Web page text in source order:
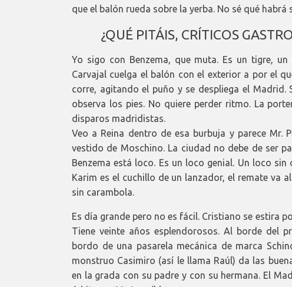
que el balón rueda sobre la yerba. No sé qué
¿QUÉ PITÁIS, CRÍTICOS
Yo sigo con Benzema, que muta. Es un tigre,
Carvajal cuelga el balón con el exterior a por el
corre, agitando el puño y se despliega el Madrid.
observa los pies. No quiere perder ritmo. La
disparos madridistas.
Veo a Reina dentro de esa burbuja y parece Mr.
vestido de Moschino. La ciudad no debe de ser
Benzema está loco. Es un loco genial. Un loco
Karim es el cuchillo de un lanzador, el remate va
sin carambola.
Es día grande pero no es fácil. Cristiano se estira
Tiene veinte años esplendorosos. Al borde del
bordo de una pasarela mecánica de marca
monstruo Casimiro (así le llama Raúl) da las
en la grada con su padre y con su hermana. El